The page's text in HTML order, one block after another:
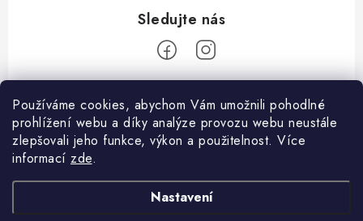
Používáme cookies, abychom Vám umožnili pohodlné
prohlížení webu a díky analýze provozu webu neustále
zlepšovali jeho funkce, výkon a použitelnost. Více
informací zde.
Nastavení
Z
Facebook